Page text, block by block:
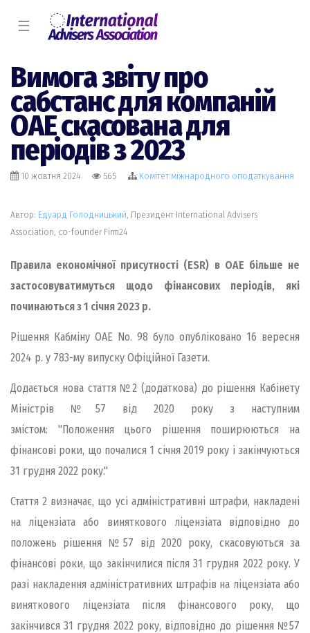
☰
Вимога звіту про
сабстанс для компаній
ОАЕ скасована для
періодів з 2023
10 жовтня 2024 565 Комiтет міжнародного оподаткування
Автор: Едуард Голодницький , Президент International Advisers
Association, co-founder Firm24
Правила економічної присутності (ESR) в ОАЕ більше не
застосовуватимуться щодо фінансових періодів, які
починаються з 1 січня 2023 р.
Рішення Кабміну ОАЕ No. 98 було опубліковано 16 вересня
2024 р. у 783-му випуску Офіційної Газети.
Додається нова стаття №2 (додаткова) до рішення Кабінету
Міністрів №57 від 2020 року з наступним
змістом: "Положення цього рішення поширюються на
фінансові роки, що почалися 1 січня 2019 року і закінчуються
31 грудня 2022 року."
Стаття 2 визначає, що усі адміністративні штрафи, накладені
на ліцензіата або виняткового ліцензіата відповідно до
положень рішення №57 від 2020 року, скасовуються за
фінансові роки, що закінчилися після 31 грудня 2022 року. У
разі накладення адміністративних штрафів на ліцензіата або
виняткового ліцензіата після фінансового року, що
закінчився 31 грудня 2022 року, відповідно до рішення №57